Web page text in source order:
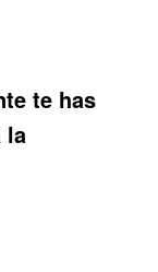
te has
la